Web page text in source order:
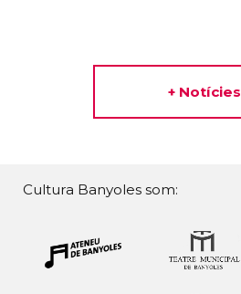
+ Notícies
Cultura Banyoles som: